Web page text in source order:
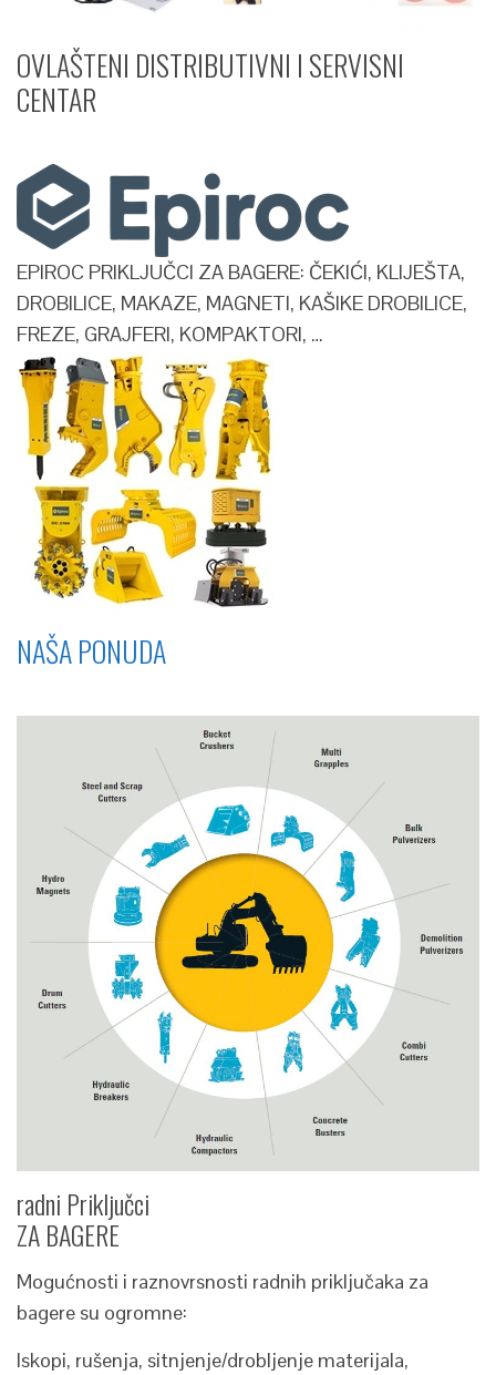
OVLAŠTENI DISTRIBUTIVNI I SERVISNI
CENTAR​
EPIROC PRIKLJUČCI ZA BAGERE: ČEKIĆI, KLIJEŠTA,
DROBILICE, MAKAZE, MAGNETI, KAŠIKE DROBILICE,
FREZE, GRAJFERI, KOMPAKTORI, …
NAŠA PONUDA
radni Priključci
ZA BAGERE
Mogućnosti i raznovrsnosti radnih priključaka za
bagere su ogromne:
Iskopi, rušenja, sitnjenje/drobljenje materijala,